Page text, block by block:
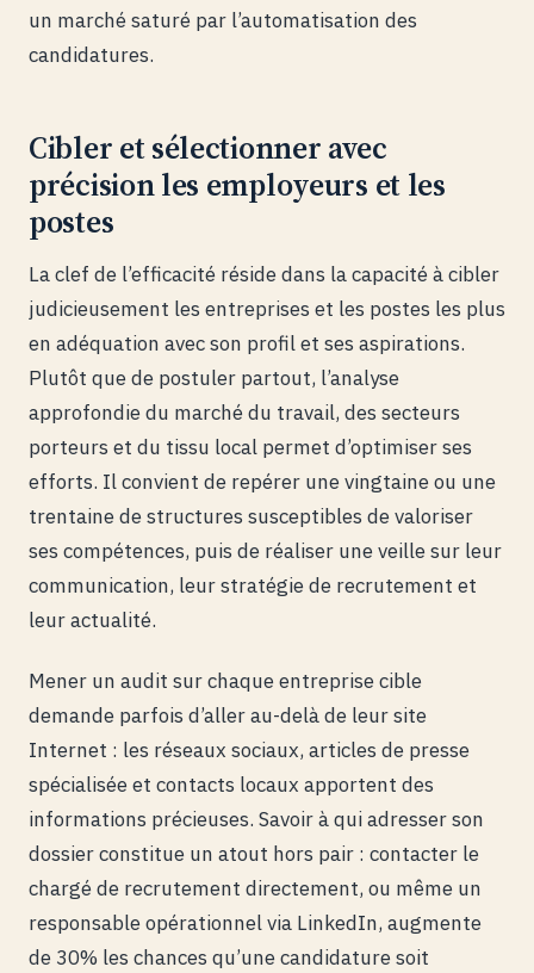
un marché saturé par l’automatisation des
candidatures.
Cibler et sélectionner avec
précision les employeurs et les
postes
La clef de l’efficacité réside dans la capacité à cibler
judicieusement les entreprises et les postes les plus
en adéquation avec son profil et ses aspirations.
Plutôt que de postuler partout, l’analyse
approfondie du marché du travail, des secteurs
porteurs et du tissu local permet d’optimiser ses
efforts. Il convient de repérer une vingtaine ou une
trentaine de structures susceptibles de valoriser
ses compétences, puis de réaliser une veille sur leur
communication, leur stratégie de recrutement et
leur actualité.
Mener un audit sur chaque entreprise cible
demande parfois d’aller au-delà de leur site
Internet : les réseaux sociaux, articles de presse
spécialisée et contacts locaux apportent des
informations précieuses. Savoir à qui adresser son
dossier constitue un atout hors pair : contacter le
chargé de recrutement directement, ou même un
responsable opérationnel via LinkedIn, augmente
de 30% les chances qu’une candidature soit